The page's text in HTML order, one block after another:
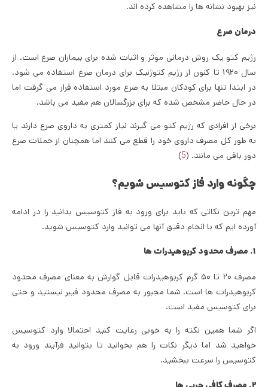
نیز بهبود نشانه ها را مشاهده کرده اند.
درمان صرع
رژیم کتو یک روش درمانی موثر و اثبات شده برای بیماران صرع است. از
سال ۱۹۲۰ تا کنون از رژیم کتوژنیک برای درمان صرع استفاده می شود.
در ابتدا تنها برای کودکان مبتلا به صرع مورد استفاده قرار می گرفت اما
در حال حاضر مشخص شده که برای بزرگسالان هم مفید می باشد.
برخی از افرادی که رژیم کتو می گیرند نیاز کمتری به داروی صرع دارند یا
به طور کل مصرف داروی خود را قطع می کنند اما همچنان از حملات صرع
دور باقی می مانند. (5
)
چگونه وارد فاز کتوسیس شویم؟
مهم ترین نکاتی که باید برای ورود به فاز کتوسیس بدانید را در ادامه
آورده ایم که با انجام دقیق آنها می توانید وارد کتوسیس شوید.
۱. مصرف محدود کربوهیدرات ها
مصرف ۲۰ تا ۵۰ گرم کربوهیدرات قابل گوارش به معنای مصرف محدود
کربوهیدرات ها است. شما مجبور به مصرف محدود فیبر نیستید و حتی
برای کتوسیس مفید است.
اگر شما همین نکته را به خوبی رعایت کنید احتمالا وارد کتوسیس
خواهید شد اما دیگر نکات را هم بخوانید تا بتوانید فرآیند ورود به
کتوسیس را سرعت ببخشید.